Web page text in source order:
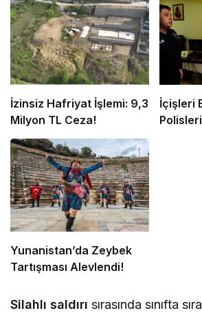
İzinsiz Hafriyat İşlemi: 9,3
Milyon TL Ceza!
İçişleri
Yunanistan’da Zeybek
Tartışması Alevlendi!
Silahlı saldırı sırasında sınıfta